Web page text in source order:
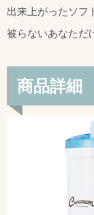
出来上がったソフ
被らないあなただ
商品詳細